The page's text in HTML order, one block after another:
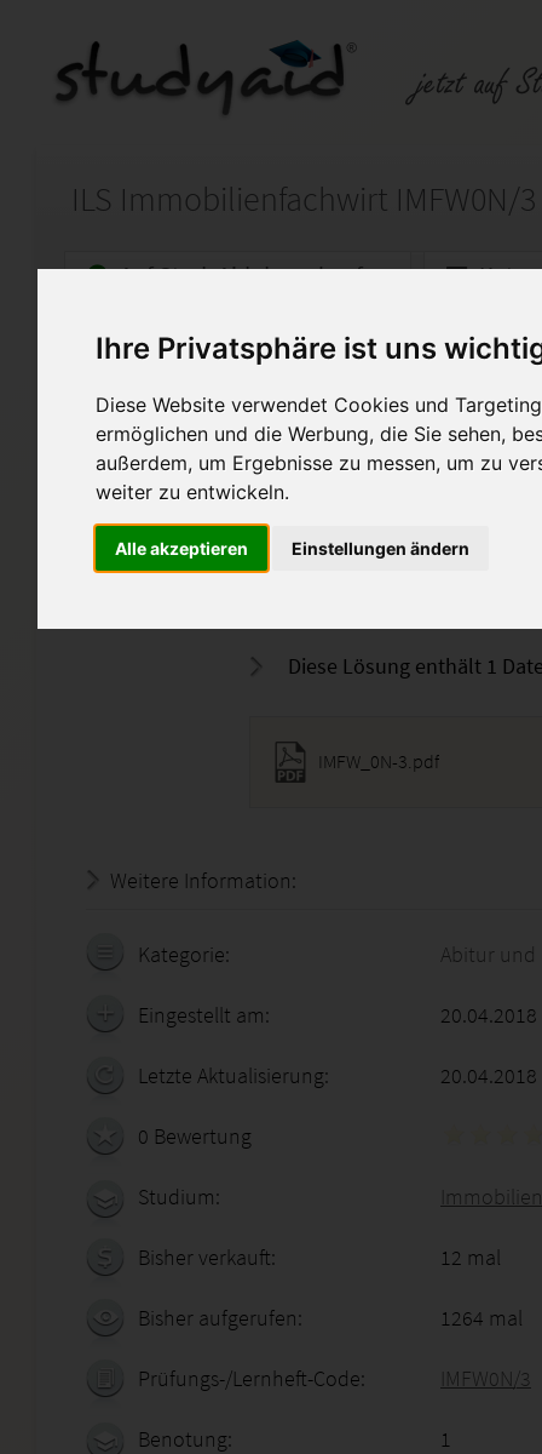
Ihre Privatsphäre ist uns
Diese Website verwendet Cookies und
ermöglichen und die Werbung, die Sie sehen,
außerdem, um Ergebnisse zu messen, um zu
weiter zu entwickeln.
Alle akzeptieren Einstellungen ändern
ILS Immobilienfachwirt IMFW0N/
Auf StudyAid.de verkaufen
Startseite Abitur und Hochschule
Fallstudie zu "Personal.
Dieses PDF Dokument dient
beinhaltet die Lösung zur
"Personal.
Das Dokument dient als
Diese Lösung enthält 1
IMFW_0N-3.pdf
Weitere Information:
Kategorie: Abitur und
Eingestellt am:
Letzte Aktualisierung: 20.04.2018
0 Bewertung
Studium:
Bisher verkauft: 12 mal
Bisher aufgerufen: 1264 mal
Prüfungs-/Lernheft-Code: IMFW0N/3
Benotung: 1